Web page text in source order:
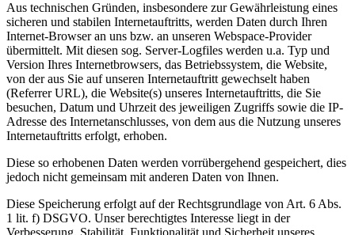
Aus technischen Gründen, insbesondere zur Gewährleistung eines
sicheren und stabilen Internetauftritts, werden Daten durch Ihren
Internet-Browser an uns bzw. an unseren Webspace-Provider
übermittelt. Mit diesen sog. Server-Logfiles werden u.a. Typ und
Version Ihres Internetbrowsers, das Betriebssystem, die Website,
von der aus Sie auf unseren Internetauftritt gewechselt haben
(Referrer URL), die Website(s) unseres Internetauftritts, die Sie
besuchen, Datum und Uhrzeit des jeweiligen Zugriffs sowie die IP-
Adresse des Internetanschlusses, von dem aus die Nutzung unseres
Internetauftritts erfolgt, erhoben.
Diese so erhobenen Daten werden vorrübergehend gespeichert, dies
jedoch nicht gemeinsam mit anderen Daten von Ihnen.
Diese Speicherung erfolgt auf der Rechtsgrundlage von Art. 6 Abs.
1 lit. f) DSGVO. Unser berechtigtes Interesse liegt in der